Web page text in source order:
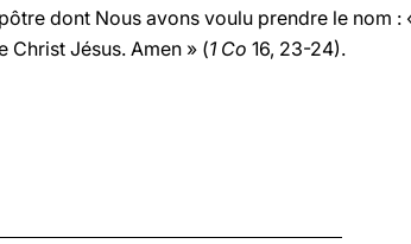
dont Nous avons voulu prendre le nom :
Christ Jésus. Amen » (1 Co 16, 23-24).